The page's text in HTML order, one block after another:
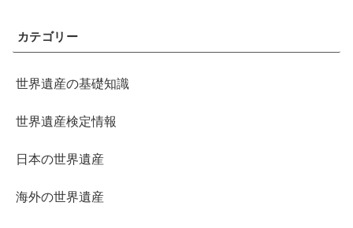
カテゴリー
世界遺産の基礎知識
世界遺産検定情報
日本の世界遺産
海外の世界遺産